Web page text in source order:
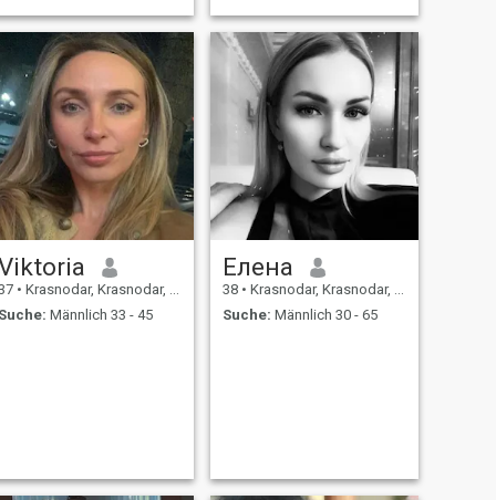
• Krasnodar, Krasnodar, Russland
Suche: Männlich 33 - 45
Елена
38 • Krasnodar, Krasnodar, Russland
Suche: Männlich 30 - 65